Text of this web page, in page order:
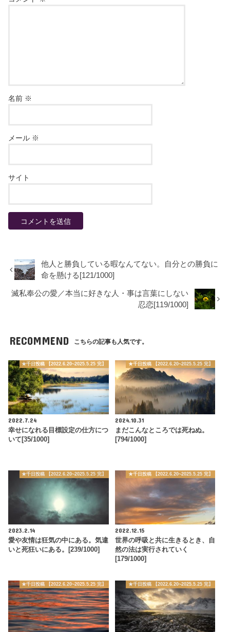
名前 ※
メール ※
サイト
他人と勝負している暇なんてない。自分との勝負に
命を懸ける[121/1000]
滅私奉公の愛／本当に好きな人・事は言葉にしない
忍恋[119/1000]
RECOMMEND こちらの記事も人気です。
★千日投稿 【2022.6.20~2025.5.25 完】
2022.7.24
幸せになれる目標設定の仕方につ
いて[35/1000]
★千日投稿 【2022.6.20~2025.5.25 完】
2024.10.31
まだこんなところでは死ねぬ。
[794/1000]
★千日投稿 【2022.6.20~2025.5.25 完】
2023.2.14
愛や友情は狂気の中にある。気違
いと死狂いにある。[239/1000]
★千日投稿 【2022.6.20~2025.5.25 完】
2022.12.15
世界の呼吸と共に生きるとき、自
然の法は実行されていく
[179/1000]
★千日投稿 【2022.6.20~2025.5.25 完】 ★千日投稿 【2022.6.20~2025.5.25 完】